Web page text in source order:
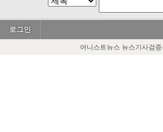
로그인
어니스트뉴스 뉴스기사검